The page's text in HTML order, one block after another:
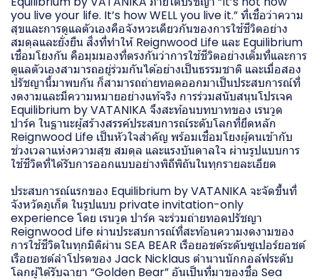
you live your life. It’s how WELL you live it.” ที่เชื่อว่าความ
สุขและการดูแลตัวเองคือจังหวะเดียวกันของการใช้ชีวิตอย่าง
สมดุลและยั่งยืน สิ่งที่ทำให้ Reignwood Life และ Equilibrium
เชื่อมโยงกัน คือมุมมองที่ตรงกันว่าการใช้ชีวิตอย่างเต็มที่และการ
ดูแลตัวเองสามารถอยู่ร่วมกันได้อย่างเป็นธรรมชาติ และเมื่อสอง
ปรัชญานี้มาพบกัน ก็สามารถถ่ายทอดออกมาเป็นประสบการณ์ที่
งดงามและมีความหมายอย่างแท้จริง การร่วมสนับสนุนโปรเจค
Equilibrium by VATANIKA จึงสะท้อนบทบาทของ เรนวูด
ปาร์ค ในฐานะผู้สร้างสรรค์ประสบการณ์ระดับโลกที่ยึดหลัก
Reignwood Life เป็นหัวใจสำคัญ พร้อมเชื่อมโยงผู้คนเข้ากับ
ช่วงเวลาแห่งความสุข สมดุล และแรงบันดาลใจ ผ่านรูปแบบการ
ใช้ชีวิตที่ได้รับการออกแบบอย่างพิถีพิถันในทุกรายละเอียด
ประสบการณ์แรกของ Equilibrium by VATANIKA จะจัดขึ้นที่
จังหวัดภูเก็ต ในรูปแบบ private invitation-only
experience โดย เรนวูด ปาร์ค จะร่วมถ่ายทอดปรัชญา
Reignwood Life ผ่านประสบการณ์ที่สะท้อนความงดงามของ
การใช้ชีวิตในทุกมิติผ่าน SEA BEAR เรือยอชต์ระดับซูเปอร์ยอชต์
เรือยอชต์ลำโปรดของ Jack Nicklaus ตำนานนักกอล์ฟระดับ
โลกผู้ได้รับฉายา “Golden Bear” อันเป็นที่มาของชื่อ Sea